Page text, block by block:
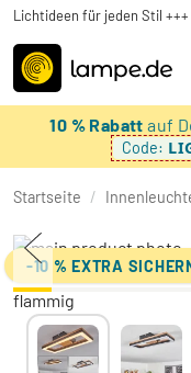
Lichtideen für jeden Stil
10 % Rabattauf
Code:
Startseite /
-10 % EXTRA